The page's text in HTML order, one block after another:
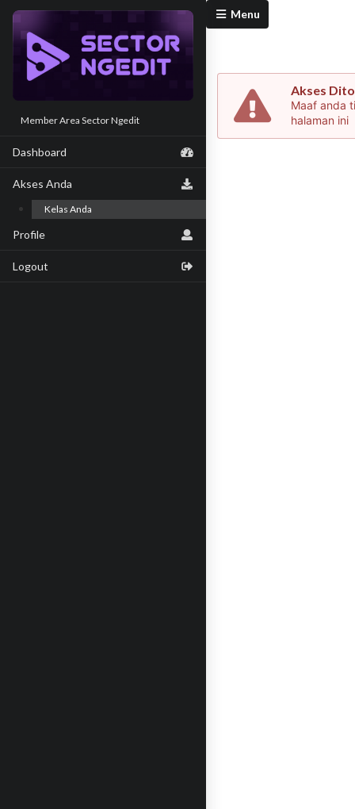
Member Area Sector Ngedit
Dashboard
Akses Anda
Kelas Anda
Profile
Logout
Menu
Akses
Maaf anda
halaman ini